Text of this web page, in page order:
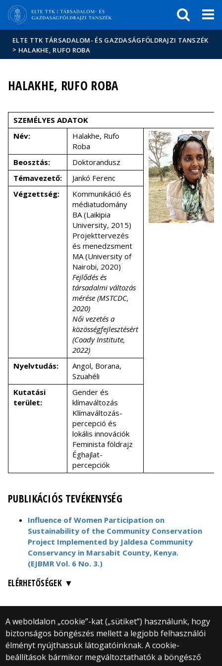
Hírek
Események
ELTE a
sajtóban
ELTE TTK TÁRSADALOM- ÉS GAZDASÁGFÖLDRAJZI TANSZÉK
> HALAKHE, RUFO ROBA
HALAKHE, RUFO ROBA
SZEMÉLYES ADATOK
Név:
Halakhe, Rufo
Roba
Beosztás:
Doktorandusz
Témavezető:
Jankó Ferenc
Végzettség:
Kommunikáció és
médiatudomány
BA (Laikipia
University, 2015)
Projekttervezés
és menedzsment
MA (University of
Nairobi, 2020)
Fejlődés és
társadalmi változás
mérése (MSTCDC,
2020)
Női vezetés a
közösségfejlesztésért
(Coady Institute,
2022)
Nyelvtudás:
Angol, Borana,
Szuahéli
Kutatási
terület:
Gender és
klímaváltozás
Klímaváltozás-
percepció és
lokális innovációk
Feminista földrajz
Éghajlat-
percepciók
PUBLIKÁCIÓS TEVÉKENYSÉG
Influence of Women Participation on
Sustainability of the Community Conservation
Project Implemented by Jaldesa Community
Conservancy in Marsabit County, Kenya.
(EJBMR Vol. 6 No. 3.)
ELÉRHETŐSÉGEK
A weboldalon „cookie”-kat („sütiket”) használunk, hogy
biztonságos böngészés mellett a legjobb felhasználói
élményt nyújthassuk látogatóinknak. A cookie-
beállítások bármikor megváltoztathatók a böngésző
© 2025 Eötvös Loránd Tudományegyetem
Minden jog fenntartva.
1053 Budapest, Egyetem tér 1–3.